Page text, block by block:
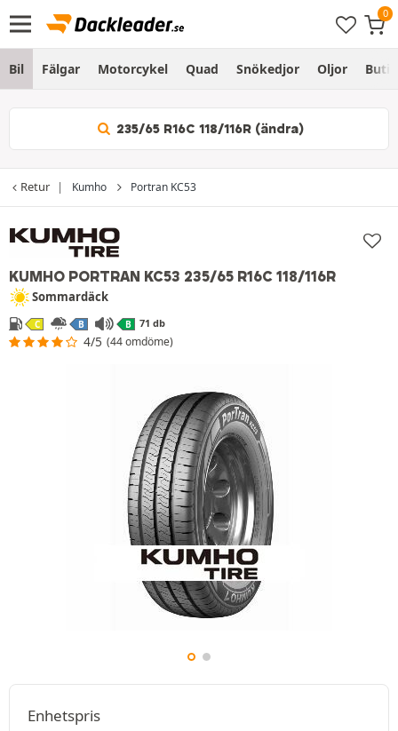
Bil Fälgar Motorcykel Quad Snökedjor Oljor Butik
235/65 R16C 118/116R (ändra)
Retur Kumho Portran KC53
KUMHO PORTRAN KC53 235/65 R16C 118/116R
Sommardäck
C B B 71 db
4/5 (44 omdöme)
Enhetspris